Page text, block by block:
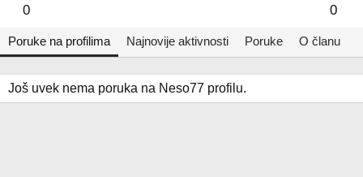
0 0
Poruke na profilima Najnovije aktivnosti Poruke O članu
Još uvek nema poruka na Neso77 profilu.